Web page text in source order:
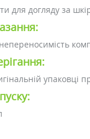
для догляду за
упаковці